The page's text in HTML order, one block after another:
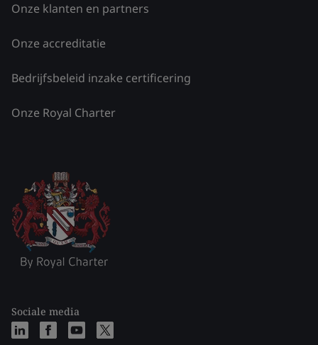
Onze klanten en partners
Onze accreditatie
Bedrijfsbeleid inzake certificering
Onze Royal Charter
Sociale media